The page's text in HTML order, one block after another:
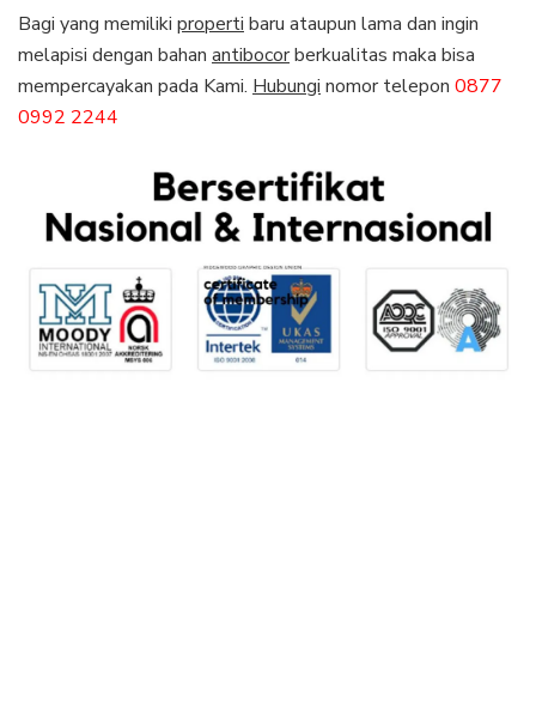
Bagi yang memiliki properti baru ataupun lama dan ingin
melapisi dengan bahan antibocorberkualitas maka bisa
mempercayakan pada Kami. Hubungi nomor telepon 0877
0992 2244